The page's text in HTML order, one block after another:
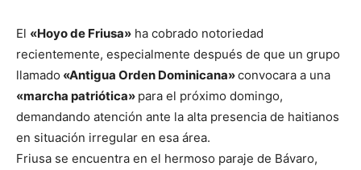
El «Hoyo de Friusa» ha cobrado notoriedad
recientemente, especialmente después de que un grupo
llamado «Antigua Orden Dominicana»convocara a una
«marcha patriótica» para el próximo domingo,
demandando atención ante la alta presencia de haitianos
en situación irregular en esa área.
Friusa se encuentra en el hermoso paraje de Bávaro,